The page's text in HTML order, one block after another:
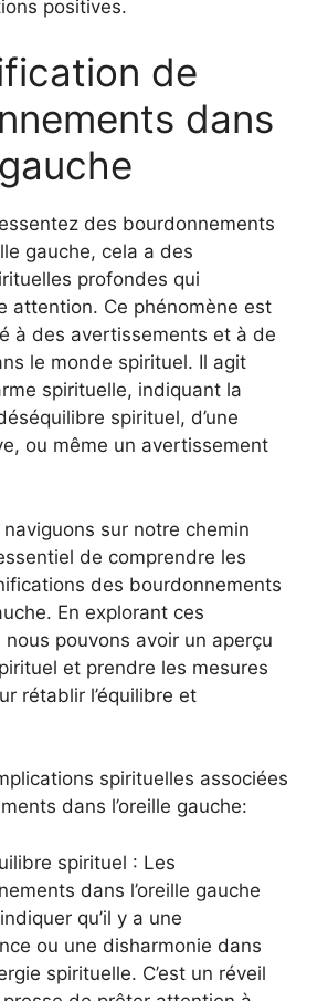
positives.
de
dans
des bourdonnements
gauche, cela a des
profondes qui
attention. Ce phénomène est
à des avertissements et à de
le monde spirituel. Il agit
spirituelle, indiquant la
spirituel, d’une
ou même un avertissement
sur notre chemin
de comprendre les
des bourdonnements
En explorant ces
pouvons avoir un aperçu
et prendre les mesures
rétablir l’équilibre et
spirituelles associées
dans l’oreille gauche:
spirituel : Les
dans l’oreille gauche
qu’il y a une
ou une disharmonie dans
spirituelle. C’est un réveil